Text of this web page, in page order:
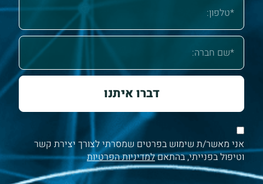
אני מאשר/ת שימוש בפרטים שמסרתי לצורך יצירת קשר
וטיפול בפנייתי, בהתאםלמדיניות הפרטיות
דברו איתנו